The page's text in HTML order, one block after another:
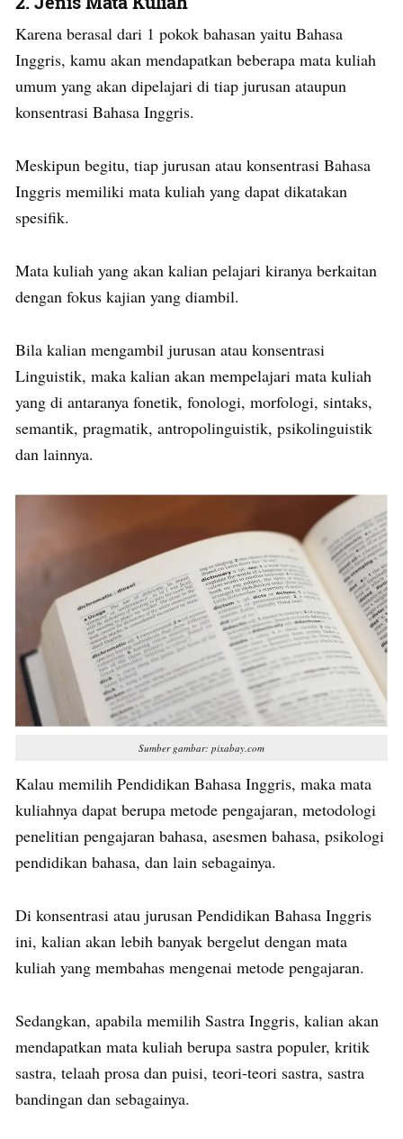
Karena berasal dari 1 pokok bahasan yaitu Bahasa
Inggris, kamu akan mendapatkan beberapa mata kuliah
umum yang akan dipelajari di tiap jurusan ataupun
konsentrasi Bahasa Inggris.
Meskipun begitu, tiap jurusan atau konsentrasi Bahasa
Inggris memiliki mata kuliah yang dapat dikatakan
spesifik.
Mata kuliah yang akan kalian pelajari kiranya berkaitan
dengan fokus kajian yang diambil.
Bila kalian mengambil jurusan atau konsentrasi
Linguistik, maka kalian akan mempelajari mata kuliah
yang di antaranya fonetik, fonologi, morfologi, sintaks,
semantik, pragmatik, antropolinguistik, psikolinguistik
dan lainnya.
Sumber gambar: pixabay.com
Kalau memilih Pendidikan Bahasa Inggris, maka mata
kuliahnya dapat berupa metode pengajaran, metodologi
penelitian pengajaran bahasa, asesmen bahasa, psikologi
pendidikan bahasa, dan lain sebagainya.
Di konsentrasi atau jurusan Pendidikan Bahasa Inggris
ini, kalian akan lebih banyak bergelut dengan mata
kuliah yang membahas mengenai metode pengajaran.
Sedangkan, apabila memilih Sastra Inggris, kalian akan
mendapatkan mata kuliah berupa sastra populer, kritik
sastra, telaah prosa dan puisi, teori-teori sastra, sastra
bandingan dan sebagainya.